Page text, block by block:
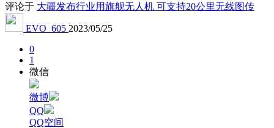
评论于 大疆发布行业用旗舰无人机 可支持20公里无线图传
EVO_605 2023/05/25
0
1
微信
微博
QQ
QQ空间